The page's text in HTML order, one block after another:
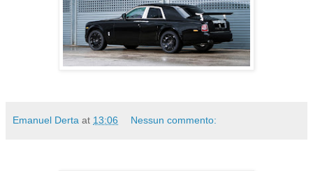
Emanuel Derta at 13:06 Nessun commento: